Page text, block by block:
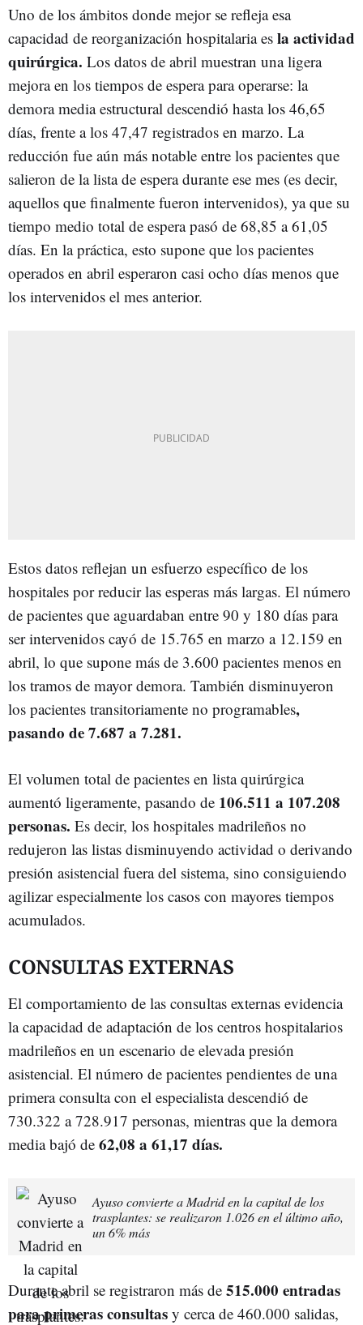
Uno de los ámbitos donde mejor se refleja esa
capacidad de reorganización hospitalaria es la actividad
quirúrgica. Los datos de abril muestran una ligera
mejora en los tiempos de espera para operarse: la
demora media estructural descendió hasta los 46,65
días, frente a los 47,47 registrados en marzo. La
reducción fue aún más notable entre los pacientes que
salieron de la lista de espera durante ese mes (es decir,
aquellos que finalmente fueron intervenidos), ya que su
tiempo medio total de espera pasó de 68,85 a 61,05
días. En la práctica, esto supone que los pacientes
operados en abril esperaron casi ocho días menos que
los intervenidos el mes anterior.
Estos datos reflejan un esfuerzo específico de los
hospitales por reducir las esperas más largas. El número
de pacientes que aguardaban entre 90 y 180 días para
ser intervenidos cayó de 15.765 en marzo a 12.159 en
abril, lo que supone más de 3.600 pacientes menos en
los tramos de mayor demora. También disminuyeron
los pacientes transitoriamente no programables,
pasando de 7.687 a 7.281.
El volumen total de pacientes en lista quirúrgica
aumentó ligeramente, pasando de 106.511 a 107.208
personas. Es decir, los hospitales madrileños no
redujeron las listas disminuyendo actividad o derivando
presión asistencial fuera del sistema, sino consiguiendo
agilizar especialmente los casos con mayores tiempos
acumulados.
CONSULTAS EXTERNAS
El comportamiento de las consultas externas evidencia
la capacidad de adaptación de los centros hospitalarios
madrileños en un escenario de elevada presión
asistencial. El número de pacientes pendientes de una
primera consulta con el especialista descendió de
730.322 a 728.917 personas, mientras que la demora
media bajó de 62,08 a 61,17 días.
Ayuso convierte a Madrid en la capital de los
trasplantes: se realizaron 1.026 en el último año,
un 6% más
Durante abril se registraron más de 515.000 entradas
para primeras consultas y cerca de 460.000 salidas,